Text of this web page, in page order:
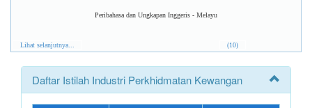
Peribahasa dan Ungkapan Inggeris - Melayu
Lihat selanjutnya... (10)
Daftar Istilah Industri Perkhidmatan Kewangan